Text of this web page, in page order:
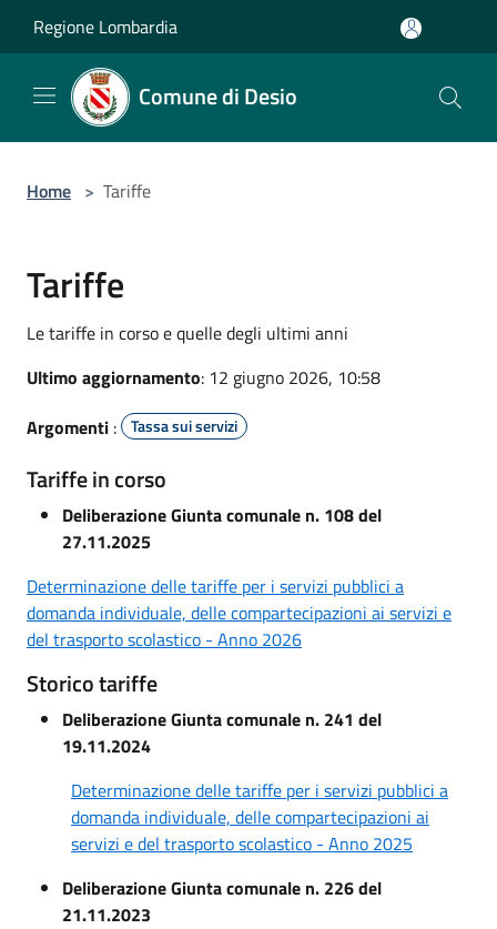
Regione Lombardia
Comune di Desio
Home > Tariffe
Tariffe
Le tariffe in corso e quelle degli ultimi anni
Ultimo aggiornamento: 12 giugno 2026, 10:58
Argomenti : Tassa sui servizi
Tariffe in corso
Deliberazione Giunta comunale n. 108 del
27.11.2025
Determinazione delle tariffe per i servizi pubblici a
domanda individuale, delle compartecipazioni ai servizi e
del trasporto scolastico - Anno 2026
Storico tariffe
Deliberazione Giunta comunale n. 241 del
19.11.2024
Determinazione delle tariffe per i servizi pubblici a
domanda individuale, delle compartecipazioni ai
servizi e del trasporto scolastico - Anno 2025
Deliberazione Giunta comunale n. 226 del
21.11.2023